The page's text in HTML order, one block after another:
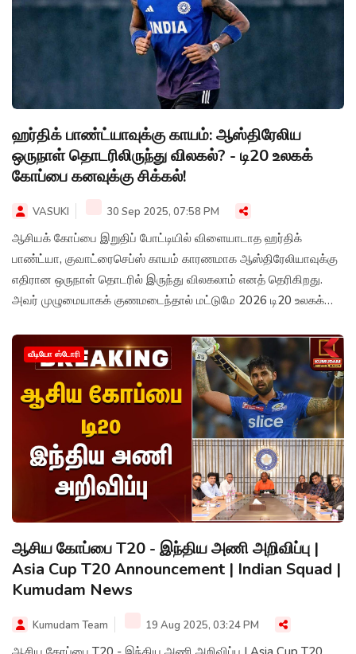
ஹர்திக் பாண்ட்யாவுக்கு காயம்: ஆஸ்திரேலிய
ஒருநாள் தொடரிலிருந்து விலகல்? - டி20 உலகக்
கோப்பை கனவுக்கு சிக்கல்!
VASUKI 30 Sep 2025, 07:58 PM
ஆசியக் கோப்பை இறுதிப் போட்டியில் விளையாடாத ஹர்திக்
பாண்ட்யா, குவாட்ரைசெப்ஸ் காயம் காரணமாக ஆஸ்திரேலியாவுக்கு
எதிரான ஒருநாள் தொடரில் இருந்து விலகலாம் எனத் தெரிகிறது.
அவர் முழுமையாகக் குணமடைந்தால் மட்டுமே 2026 டி20 உலகக்
வீடியோ ஸ்டோரி
ஆசிய கோப்பை T20 - இந்திய அணி அறிவிப்பு |
Asia Cup T20 Announcement | Indian Squad |
Kumudam News
Kumudam Team 19 Aug 2025, 03:24 PM